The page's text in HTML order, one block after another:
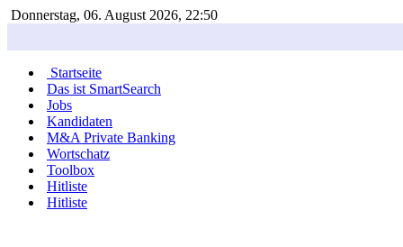
Donnerstag, 06. August 2026, 22:50
Startseite
Das ist SmartSearch
Jobs
Kandidaten
M&A Private Banking
Wortschatz
Toolbox
Hitliste
Hitliste